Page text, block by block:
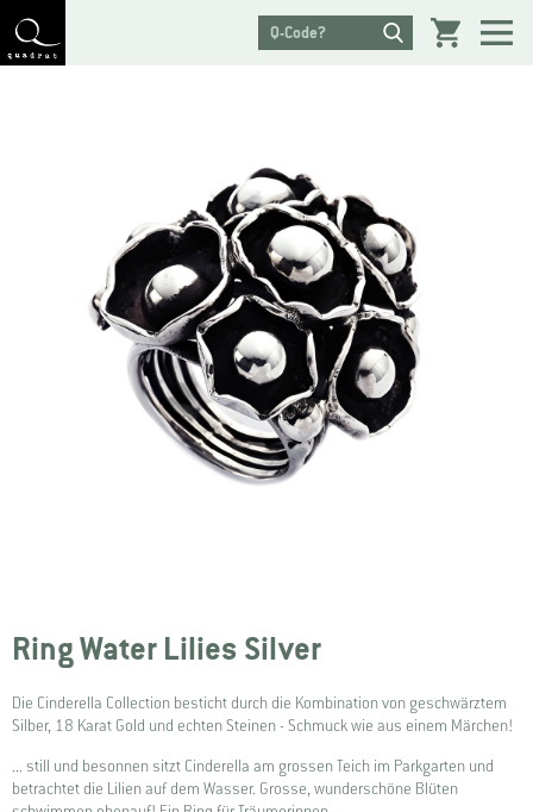
Ring Water Lilies Silver
Die Cinderella Collection besticht durch die Kombination von geschwärztem
Silber, 18 Karat Gold und echten Steinen - Schmuck wie aus einem Märchen!
... still und besonnen sitzt Cinderella am grossen Teich im Parkgarten und
betrachtet die Lilien auf dem Wasser. Grosse, wunderschöne Blüten